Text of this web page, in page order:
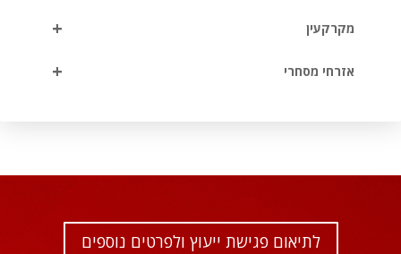
+ מקרקעין
+ אזרחי מסחרי
לתיאום פגישת ייעוץ ולפרטים נוספים